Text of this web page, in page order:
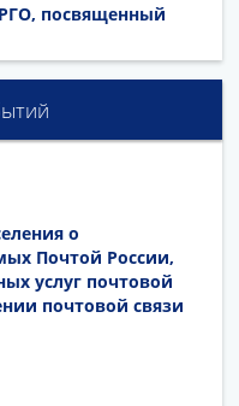
посвященный
о
Почтой России,
услуг почтовой
почтовой связи